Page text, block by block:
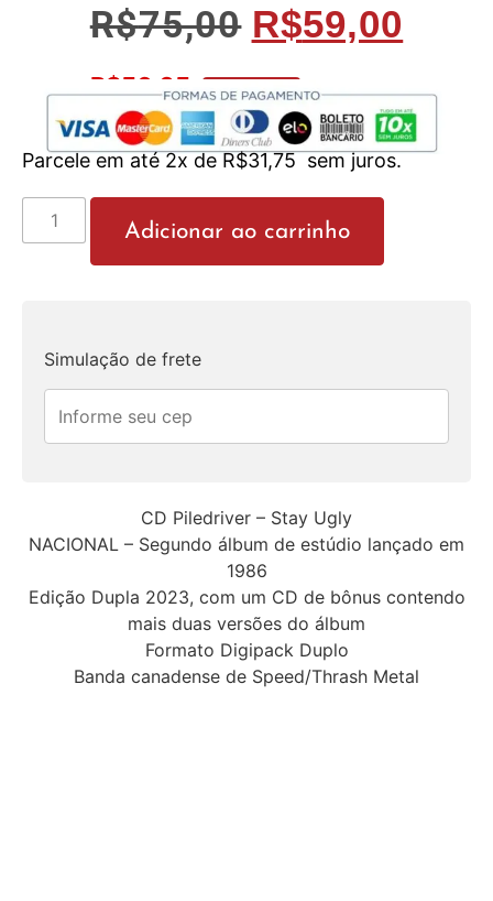
R$75,00 R$59,00
R$56,05 No Pix 5% OFF
Parcele em até 2x deR$31,75 sem juros.
Adicionar ao carrinho
Simulação de frete
CD Piledriver – Stay Ugly
NACIONAL – Segundo álbum de estúdio lançado em
1986
Edição Dupla 2023, com um CD de bônus contendo
mais duas versões do álbum
Formato Digipack Duplo
Banda canadense de Speed/Thrash Metal